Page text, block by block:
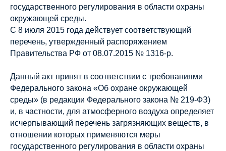
государственного регулирования в области охраны
окружающей среды.
С 8 июля 2015 года действует соответствующий
перечень, утвержденный распоряжением
Правительства РФ от 08.07.2015 № 1316-р.
Данный акт принят в соответствии с требованиями
Федерального закона «Об охране окружающей
среды» (в редакции Федерального закона № 219-ФЗ)
и, в частности, для атмосферного воздуха определяет
исчерпывающий перечень загрязняющих веществ, в
отношении которых применяются меры
государственного регулирования в области охраны